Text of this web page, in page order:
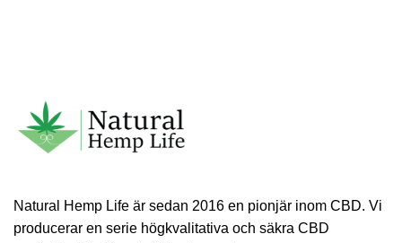
Natural Hemp Life är sedan 2016 en pionjär inom CBD. Vi
producerar en serie högkvalitativa och säkra CBD